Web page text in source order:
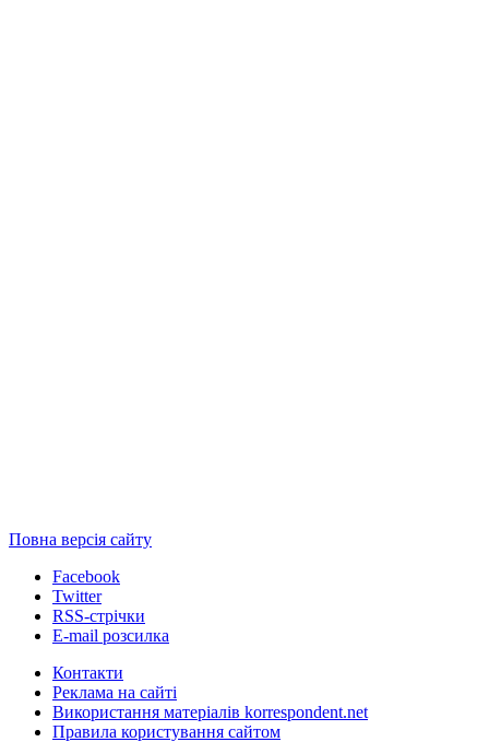
Повна версія сайту
Facebook
Twitter
RSS-стрічки
E-mail розсилка
Контакти
Реклама на сайті
Використання матеріалів korrespondent.net
Правила користування сайтом